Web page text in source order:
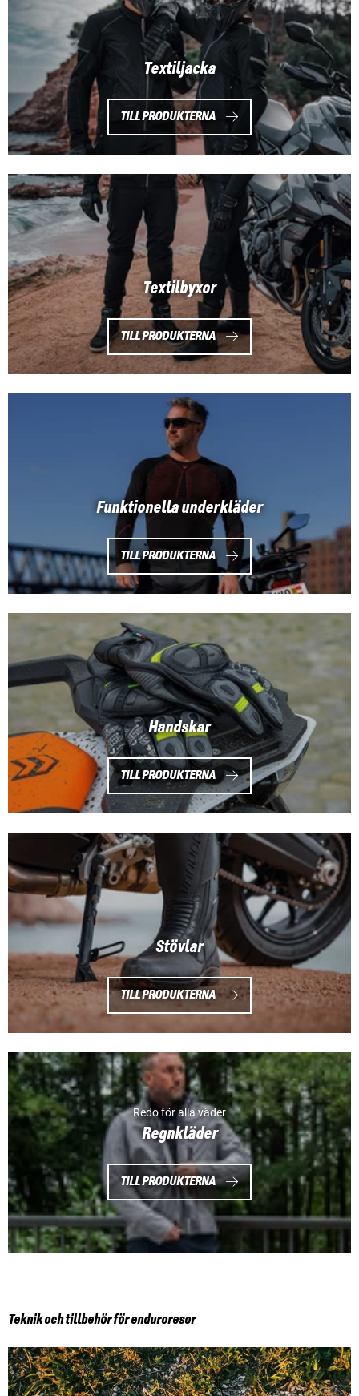
Textiljacka
TILL PRODUKTERNA
Textilbyxor
TILL PRODUKTERNA
Funktionella underkläder
TILL PRODUKTERNA
Handskar
TILL PRODUKTERNA
Stövlar
TILL PRODUKTERNA
Redo för alla väder
Regnkläder
TILL PRODUKTERNA
Teknik och tillbehör för enduroresor